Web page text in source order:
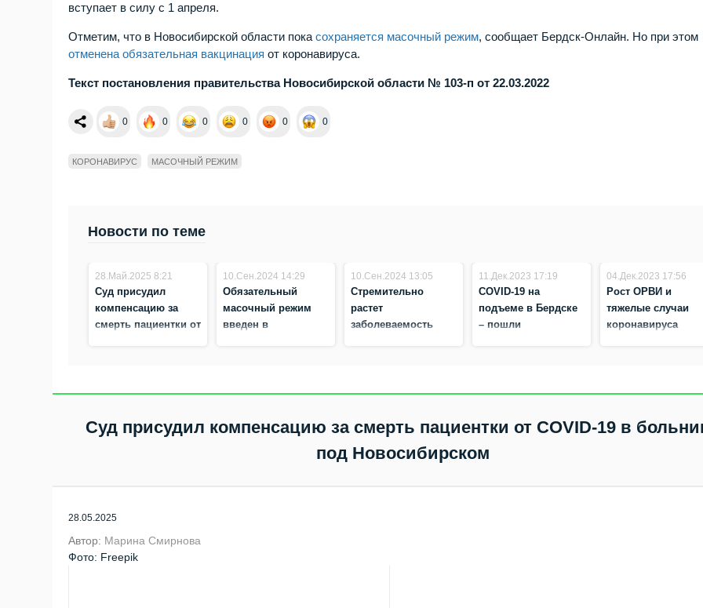
вступает в силу с 1 апреля.
Отметим, что в Новосибирской области покасохраняется масочный режим, сообщает Бердск-Онлайн. Но при этом
отменена обязательная вакцинация от коронавируса.
Текст постановления правительства Новосибирской области № 103-п от 22.03.2022
0 0 0 0 0 0
КОРОНАВИРУС МАСОЧНЫЙ РЕЖИМ
Новости по теме
28.Май.2025 8:21
Суд присудил
компенсацию за
смерть пациентки от
10.Сен.2024 14:29
Обязательный
масочный режим
введен в
10.Сен.2024 13:05
Стремительно
растет
заболеваемость
11.Дек.2023 17:19
COVID-19 на
подъеме в Бердске
– пошли
04.Дек.2023 17:56
Рост ОРВИ и
тяжелые случаи
коронавируса
Суд присудил компенсацию за смерть пациентки от COVID-19 в
под Новосибирском
28.05.2025
Автор: Марина Смирнова
Фото: Freepik